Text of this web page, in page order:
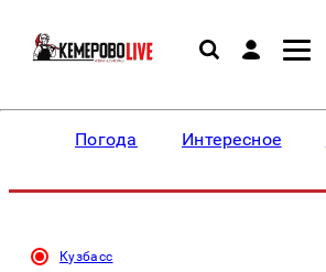
Погода Интересное
Кузбасс